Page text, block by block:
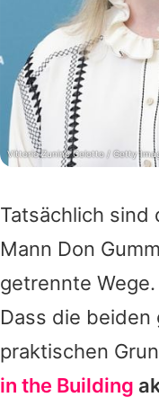
Tatsächlich sind
Mann Don
getrennte Wege.
Dass die beiden
praktischen
in the Building
Vittorio Zunino Celotto / Getty